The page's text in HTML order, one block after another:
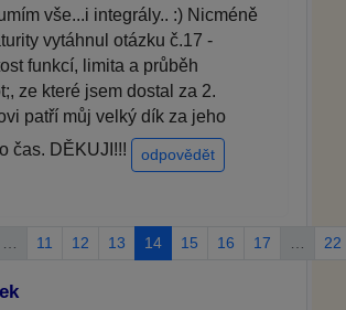
vše...i integrály.. :) Nicméně
vytáhnul otázku č.17 -
funkcí, limita a průběh
ze které jsem dostal za 2.
patří můj velký dík za jeho
čas. DĚKUJI!!!
odpovědět
11 12 13 14 15 16 17 22